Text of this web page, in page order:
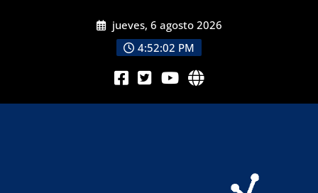
jueves, 6 agosto 2026
4:52:04 PM